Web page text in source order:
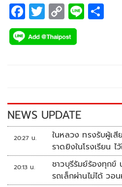
F
ac
e
k
T
wi
tt
C
o
p
k
Li
NEWS UPDATE
20:27 น.
ในหลวง ทรงรับผู้เสี
ราดยิงในโรงเรียน ไ
20:13 น.
ชาวบุรีรัมย์ร้องทุกข์
รถเล็กผ่านไม่ได้ วอ